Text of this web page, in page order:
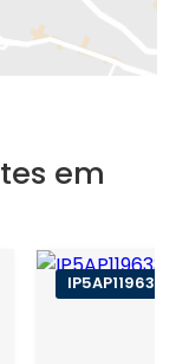
em
IP5AP119633